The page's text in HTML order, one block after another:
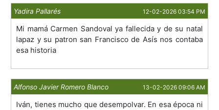
Yadira Pallarés 12-02-2026 03:54 PM
Mi mamá Carmen Sandoval ya fallecida y de su natal
lapaz y su patron san Francisco de Asís nos contaba
esa historia
Alfonso Javier Romero Blanco 13-02-2026 09:06 AM
Iván, tienes mucho que desempolvar. En esa época ni